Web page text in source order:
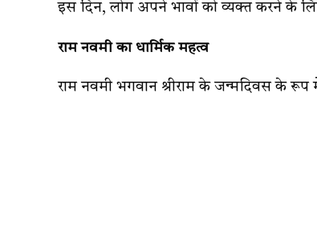
इस दिन, लोग अपने भावों को व्यक्त करने के
राम नवमी का धार्मिक महत्व
राम नवमी भगवान श्रीराम के जन्मदिवस के